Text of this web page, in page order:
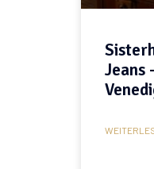
Jeans